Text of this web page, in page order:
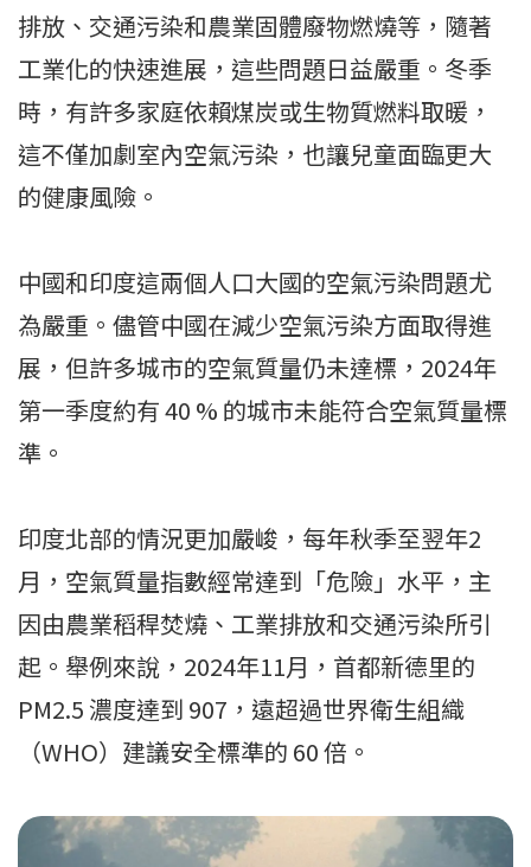
排放、交通污染和農業固體廢物燃燒等，隨著
工業化的快速進展，這些問題日益嚴重。冬季
時，有許多家庭依賴煤炭或生物質燃料取暖，
這不僅加劇室內空氣污染，也讓兒童面臨更大
的健康風險。
中國和印度這兩個人口大國的空氣污染問題尤
為嚴重。儘管中國在減少空氣污染方面取得進
展，但許多城市的空氣質量仍未達標，2024年
第一季度約有 40 % 的城市未能符合空氣質量標
準。
印度北部的情況更加嚴峻，每年秋季至翌年2
月，空氣質量指數經常達到「危險」水平，主
因由農業稻稈焚燒、工業排放和交通污染所引
起。舉例來說，2024年11月，首都新德里的
PM2.5 濃度達到 907，遠超過世界衛生組織
（WHO）建議安全標準的 60 倍。